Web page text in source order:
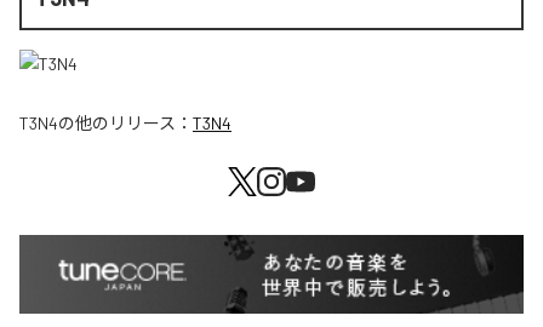
T3N4の他のリリース： T3N4